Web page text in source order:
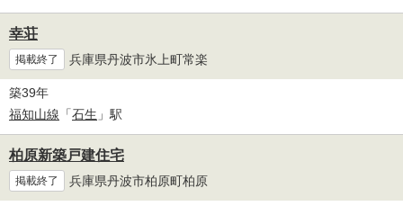
幸荘
掲載終了 兵庫県丹波市氷上町常楽
築39年
福知山線 「石生 」駅
柏原新築戸建住宅
掲載終了 兵庫県丹波市柏原町柏原